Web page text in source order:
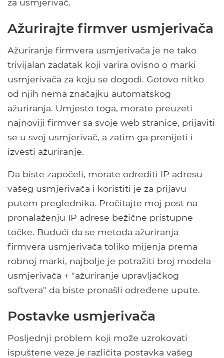
za usmjerivač.
Ažurirajte firmver usmjerivača
Ažuriranje firmvera usmjerivača je ne tako
trivijalan zadatak koji varira ovisno o marki
usmjerivača za koju se dogodi. Gotovo nitko
od njih nema značajku automatskog
ažuriranja. Umjesto toga, morate preuzeti
najnoviji firmver sa svoje web stranice, prijaviti
se u svoj usmjerivač, a zatim ga prenijeti i
izvesti ažuriranje.
Da biste započeli, morate odrediti IP adresu
vašeg usmjerivača i koristiti je za prijavu
putem preglednika. Pročitajte moj post na
pronalaženju IP adrese bežične pristupne
točke. Budući da se metoda ažuriranja
firmvera usmjerivača toliko mijenja prema
robnoj marki, najbolje je potražiti broj modela
usmjerivača + "ažuriranje upravljačkog
softvera" da biste pronašli određene upute.
Postavke usmjerivača
Posljednji problem koji može uzrokovati
ispuštene veze je različita postavka vašeg